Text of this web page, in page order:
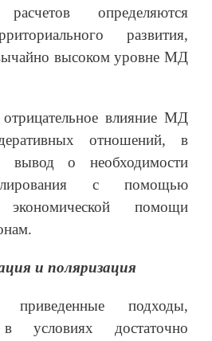
расчетов определяются
развития,
высоком уровне МД
влияние МД
отношений, в
вывод о необходимости
с помощью
экономической помощи
и поляризация
приведенные подходы,
условиях достаточно